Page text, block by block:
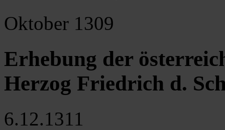
Oktober 1309
Erhebung der
Herzog Friedrich d.
6.12.1311